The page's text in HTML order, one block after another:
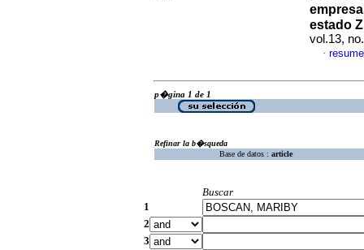
estado
vol.13,
·
p�gina 1 de 1
Refinar la b�squeda
Base de datos : article
Buscar
1
2
3